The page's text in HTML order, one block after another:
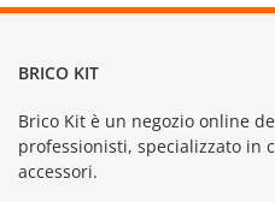
BRICO KIT
Brico Kit è un negozio online
professionisti, specializzato in
accessori.